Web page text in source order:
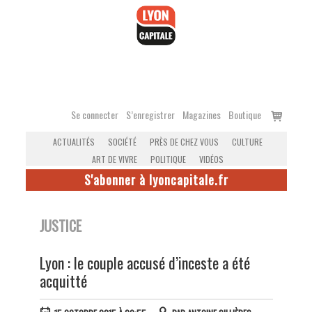
Se connecter S’enregistrer Magazines Boutique
Voir
ACTUALITÉS SOCIÉTÉ PRÈS DE CHEZ VOUS
CULTURE
ART DE VIVRE
POLITIQUE VIDÉOS
S'abonner à lyoncapitale.fr
JUSTICE
Lyon : le couple accusé d’inceste a été
acquitté